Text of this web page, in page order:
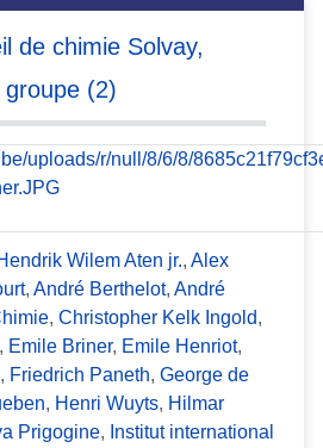
de chimie Solvay,
(2)
Wilem Aten jr., Alex
, André Berthelot, André
, Christopher Kelk Ingold,
, Emile Briner, Emile Henriot,
, Friedrich Paneth, George de
, Henri Wuyts, Hilmar
Prigogine, Institut international